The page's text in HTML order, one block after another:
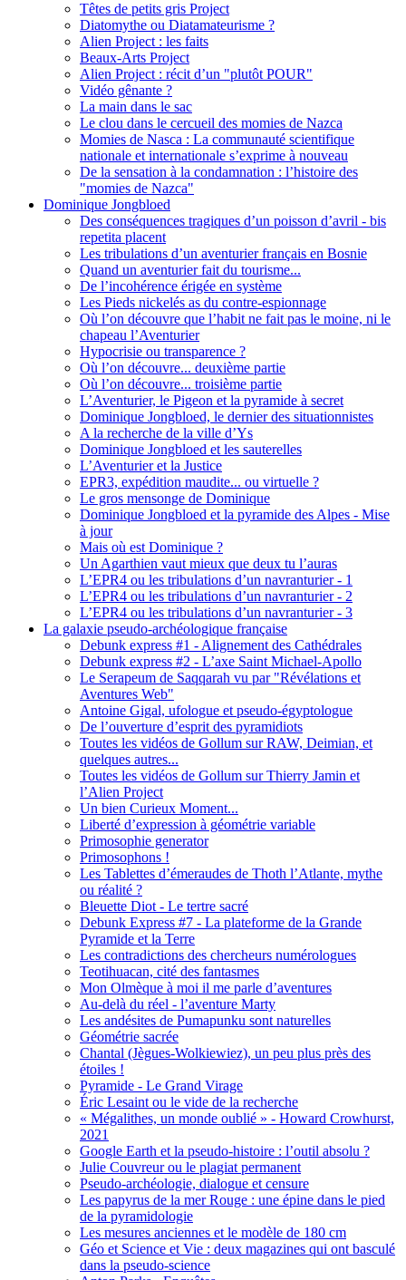
Têtes de petits gris Project
Diatomythe ou Diatamateurisme ?
Alien Project : les faits
Beaux-Arts Project
Alien Project : récit d’un "plutôt POUR"
Vidéo gênante ?
La main dans le sac
Le clou dans le cercueil des momies de Nazca
Momies de Nasca : La communauté scientifique
nationale et internationale s’exprime à nouveau
De la sensation à la condamnation : l’histoire des
"momies de Nazca"
Dominique Jongbloed
Des conséquences tragiques d’un poisson d’avril - bis
repetita placent
Les tribulations d’un aventurier français en Bosnie
Quand un aventurier fait du tourisme...
De l’incohérence érigée en système
Les Pieds nickelés as du contre-espionnage
Où l’on découvre que l’habit ne fait pas le moine, ni le
chapeau l’Aventurier
Hypocrisie ou transparence ?
Où l’on découvre... deuxième partie
Où l’on découvre... troisième partie
L’Aventurier, le Pigeon et la pyramide à secret
Dominique Jongbloed, le dernier des situationnistes
A la recherche de la ville d’Ys
Dominique Jongbloed et les sauterelles
L’Aventurier et la Justice
EPR3, expédition maudite... ou virtuelle ?
Le gros mensonge de Dominique
Dominique Jongbloed et la pyramide des Alpes - Mise
à jour
Mais où est Dominique ?
Un Agarthien vaut mieux que deux tu l’auras
L’EPR4 ou les tribulations d’un navranturier - 1
L’EPR4 ou les tribulations d’un navranturier - 2
L’EPR4 ou les tribulations d’un navranturier - 3
La galaxie pseudo-archéologique française
Debunk express #1 - Alignement des Cathédrales
Debunk express #2 - L’axe Saint Michael-Apollo
Le Serapeum de Saqqarah vu par "Révélations et
Aventures Web"
Antoine Gigal, ufologue et pseudo-égyptologue
De l’ouverture d’esprit des pyramidiots
Toutes les vidéos de Gollum sur RAW, Deimian, et
quelques autres...
Toutes les vidéos de Gollum sur Thierry Jamin et
l’Alien Project
Un bien Curieux Moment...
Liberté d’expression à géométrie variable
Primosophie generator
Primosophons !
Les Tablettes d’émeraudes de Thoth l’Atlante, mythe
ou réalité ?
Bleuette Diot - Le tertre sacré
Debunk Express #7 - La plateforme de la Grande
Pyramide et la Terre
Les contradictions des chercheurs numérologues
Teotihuacan, cité des fantasmes
Mon Olmèque à moi il me parle d’aventures
Au-delà du réel - l’aventure Marty
Les andésites de Pumapunku sont naturelles
Géométrie sacrée
Chantal (Jègues-Wolkiewiez), un peu plus près des
étoiles !
Pyramide - Le Grand Virage
Éric Lesaint ou le vide de la recherche
« Mégalithes, un monde oublié » - Howard Crowhurst,
2021
Google Earth et la pseudo-histoire : l’outil absolu ?
Julie Couvreur ou le plagiat permanent
Pseudo-archéologie, dialogue et censure
Les papyrus de la mer Rouge : une épine dans le pied
de la pyramidologie
Les mesures anciennes et le modèle de 180 cm
Géo et Science et Vie : deux magazines qui ont basculé
dans la pseudo-science